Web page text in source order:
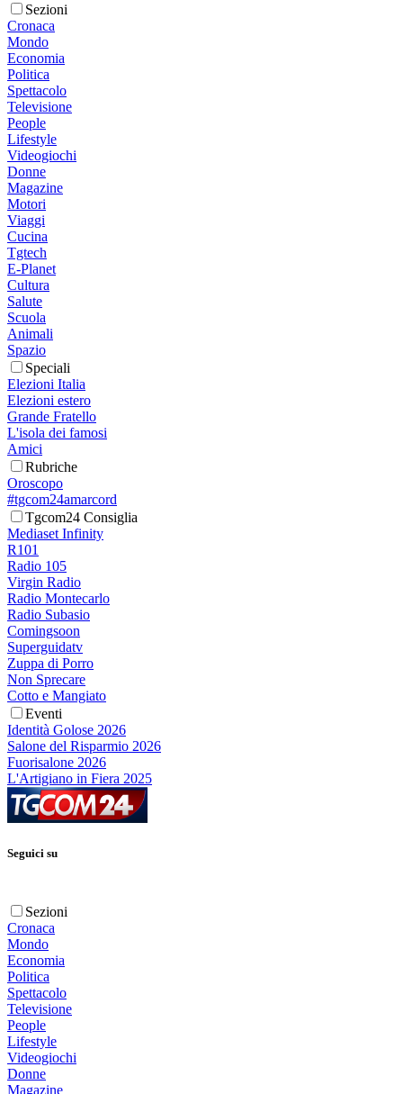
Sezioni
Cronaca
Mondo
Economia
Politica
Spettacolo
Televisione
People
Lifestyle
Videogiochi
Donne
Magazine
Motori
Viaggi
Cucina
Tgtech
E-Planet
Cultura
Salute
Scuola
Animali
Spazio
Speciali
Elezioni Italia
Elezioni estero
Grande Fratello
L'isola dei famosi
Amici
Rubriche
Oroscopo
#tgcom24amarcord
Tgcom24 Consiglia
Mediaset Infinity
R101
Radio 105
Virgin Radio
Radio Montecarlo
Radio Subasio
Comingsoon
Superguidatv
Zuppa di Porro
Non Sprecare
Cotto e Mangiato
Eventi
Identità Golose 2026
Salone del Risparmio 2026
Fuorisalone 2026
L'Artigiano in Fiera 2025
Seguici su
Sezioni
Cronaca
Mondo
Economia
Politica
Spettacolo
Televisione
People
Lifestyle
Videogiochi
Donne
Magazine